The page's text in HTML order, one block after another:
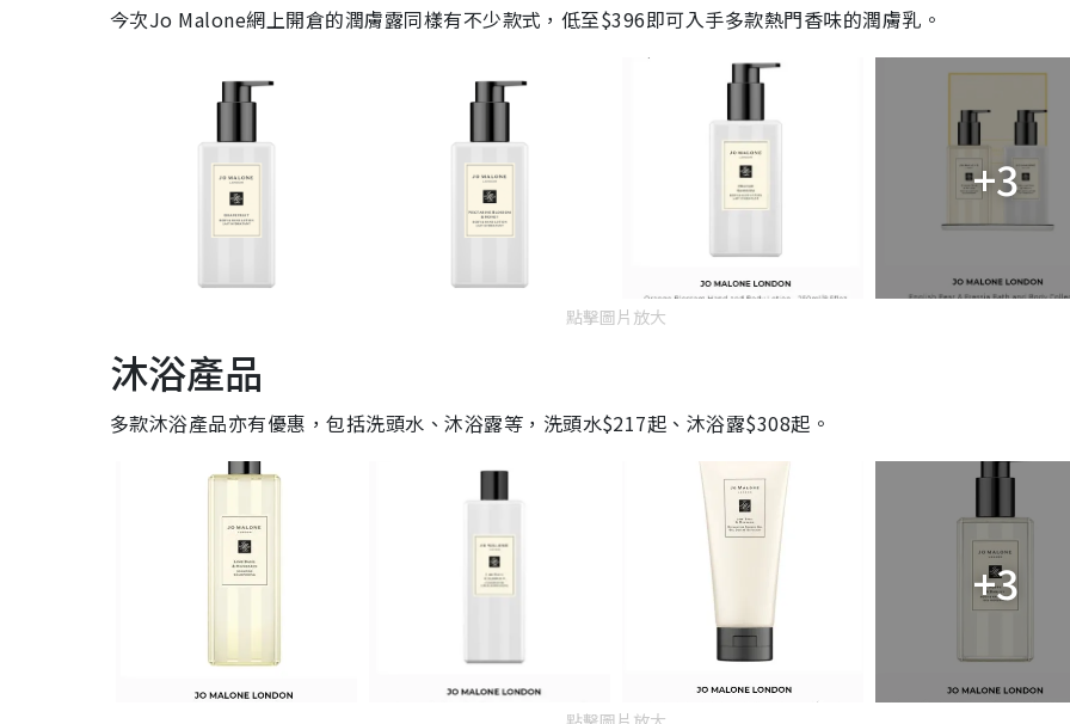
今次Jo Malone網上開倉的潤膚露同樣有不少款式，低至$396即可入手多款熱門香味的潤膚乳。
+3
點擊圖片放大
沐浴產品
多款沐浴產品亦有優惠，包括洗頭水、沐浴露等，洗頭水$217起、沐浴露$308起。
+3